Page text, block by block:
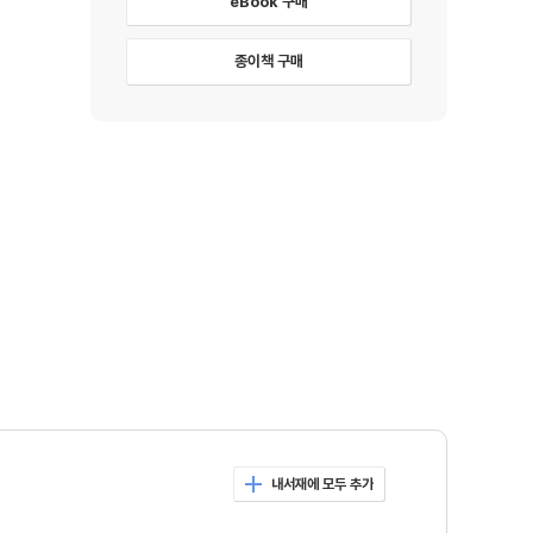
종이책 구매
내서재에 모두 추가